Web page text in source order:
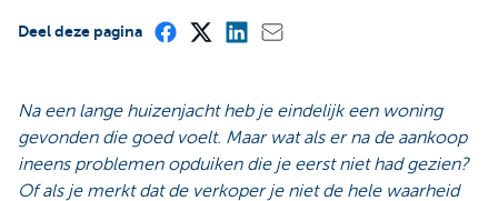
Deel deze pagina
Na een lange huizenjacht heb je eindelijk een woning
gevonden die goed voelt. Maar wat als er na de aankoop
ineens problemen opduiken die je eerst niet had gezien?
Of als je merkt dat de verkoper je niet de hele waarheid